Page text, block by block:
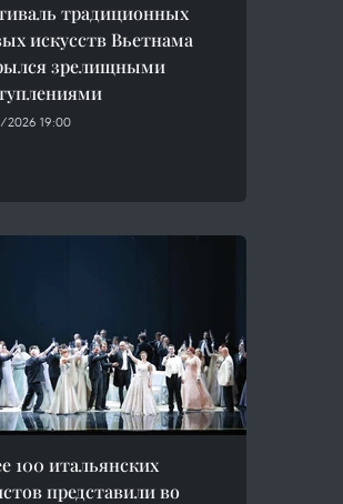
традиционных
искусств Вьетнама
зрелищными
19:00
100 итальянских
представили во